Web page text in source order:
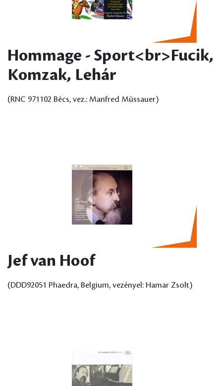
Hommage - Sport<br>Fucik,
Komzak, Lehár
(RNC 971102 Bécs, vez.: Manfred Müssauer)
Jef van Hoof
(DDD92051 Phaedra, Belgium, vezényel: Hamar Zsolt)